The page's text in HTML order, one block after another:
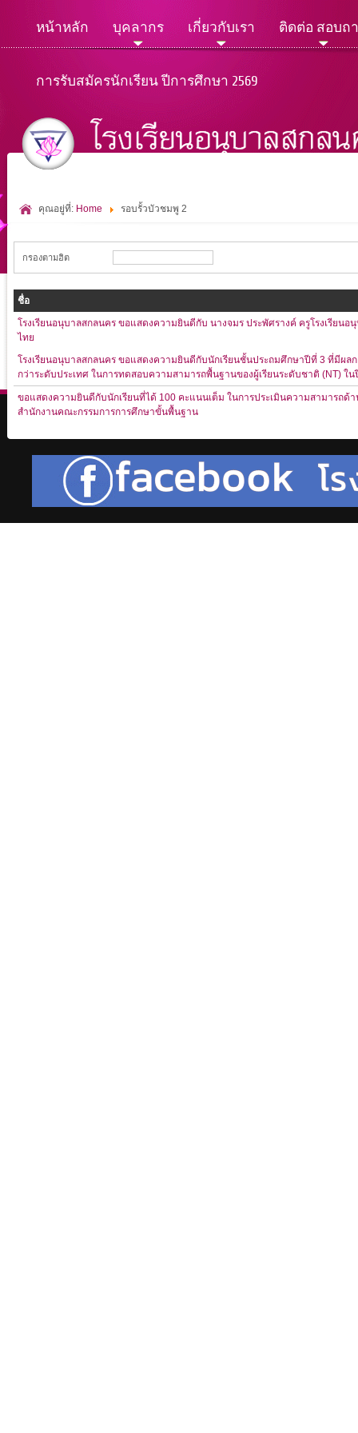
หน้าหลัก บุคลากร เกี่ยวกับเรา ติดต่อ สอบถ
การรับสมัครนักเรียน ปีการศึกษา 2569
คุณอยู่ที่: Home รอบรั้วบัวชมพู 2
กรองตามฮิต
ชื่อ
โรงเรียนอนุบาลสกลนคร ขอแสดงความยินดีกับ นางจมร ประพัศรางค์ ครูโรงเรียน
ไทย
โรงเรียนอนุบาลสกลนคร ขอแสดงความยินดีกับนักเรียนชั้นประถมศึกษาปีที่ 3 ที่มีผ
กว่าระดับประเทศ ในการทดสอบความสามารถพื้นฐานของผู้เรียนระดับชาติ (NT) ใ
ขอแสดงความยินดีกับนักเรียนที่ได้ 100 คะแนนเต็ม ในการประเมินความสามารถด้
สำนักงานคณะกรรมการการศึกษาขั้นพื้นฐาน